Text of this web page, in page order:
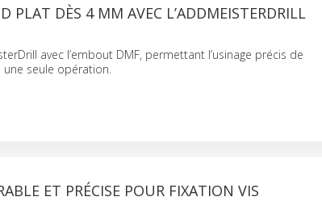
PLAT DÈS 4 MM AVEC L’ADDMEISTERDRILL
avec l’embout DMF, permettant l’usinage précis de
seule opération.
ET PRÉCISE POUR FIXATION VIS